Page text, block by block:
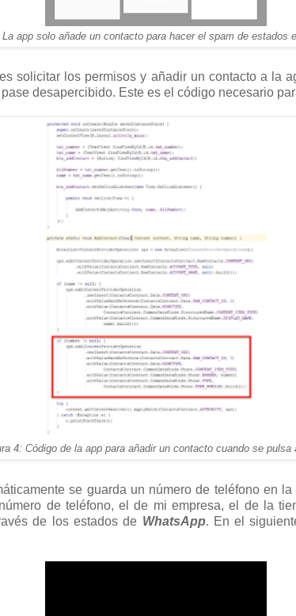
app solo añade un contacto para hacer el spam de estados
solicitar los permisos y añadir un contacto a la
desapercibido. Este es el código necesario
4: Código de la app para añadir un contacto cuando se pulsa
se guarda un número de teléfono en
de teléfono, el de mi empresa, el de la
de los estados de WhatsApp. En el